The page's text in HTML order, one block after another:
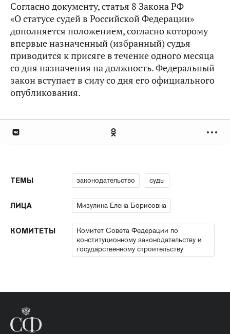
Согласно документу, статья 8 Закона РФ
«О статусе судей в Российской Федерации»
дополняется положением, согласно которому
впервые назначенный (избранный) судья
приводится к присяге в течение одного месяца
со дня назначения на должность. Федеральный
закон вступает в силу со дня его официального
опубликования.
ТЕМЫ законодательство суды
ЛИЦА Мизулина Елена Борисовна
КОМИТЕТЫ
Комитет Совета Федерации по
конституционному законодательству и
государственному строительству